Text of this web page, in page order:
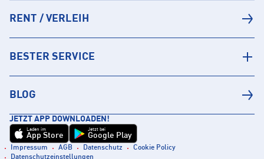
RENT / VERLEIH
BESTER SERVICE
BLOG
JETZT APP DOWNLOADEN!
Laden im
App Store
Jetzt bei
Google Play
Impressum AGB Datenschutz
Cookie Policy
Datenschutzeinstellungen